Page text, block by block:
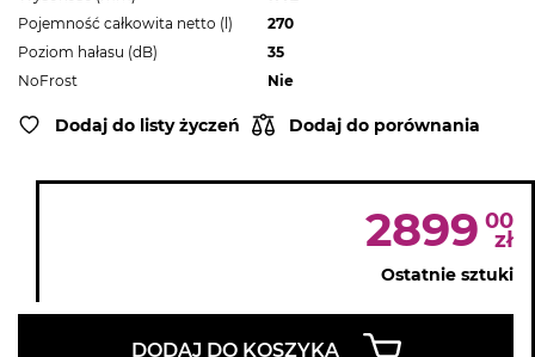
Pojemność całkowita netto (l)
270
Poziom hałasu (dB)
35
NoFrost
Nie
Dodaj do listy życzeń Dodaj do porównania
2899 00
zł
Ostatnie sztuki
DODAJ DO KOSZYKA